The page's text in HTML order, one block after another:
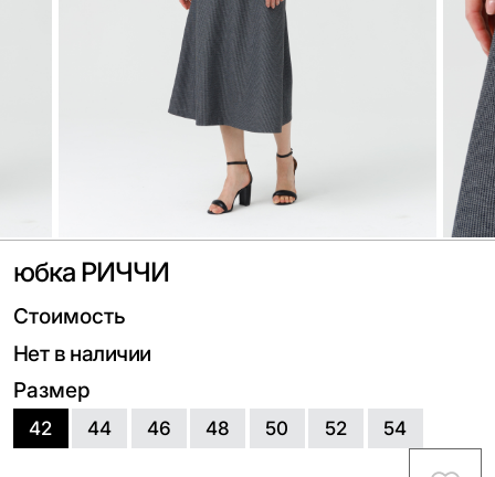
юбка РИЧЧИ
Стоимость
Нет в наличии
Размер
42 44 46 48 50 52 54